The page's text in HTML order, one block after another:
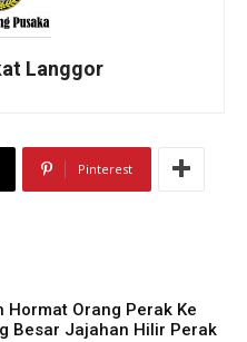
Langgor
Pinterest
Hormat Orang Perak Ke
Besar Jajahan Hilir Perak